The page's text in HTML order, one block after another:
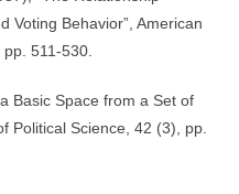
Voting Behavior”, American
511-530.
Basic Space from a Set of
Political Science, 42 (3), pp.